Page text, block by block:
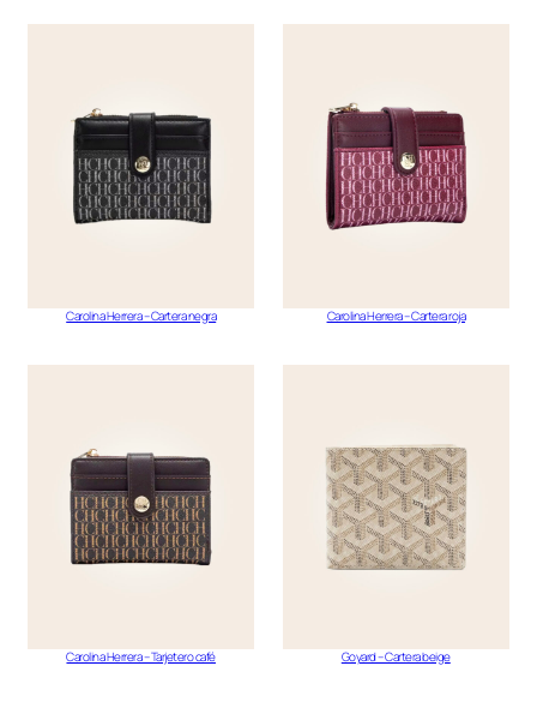
Carolina Herrera – Cartera negra Carolina Herrera – Cartera roja
Carolina Herrera – Tarjetero café Goyard – Cartera beige